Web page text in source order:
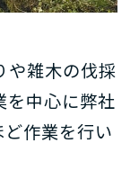
や雑木の伐採
を中心に弊社
作業を行い